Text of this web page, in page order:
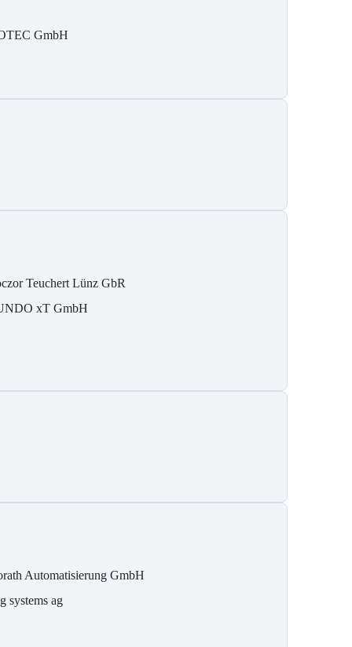
GmbH
Teuchert Lünz GbR
xT GmbH
Automatisierung GmbH
systems ag